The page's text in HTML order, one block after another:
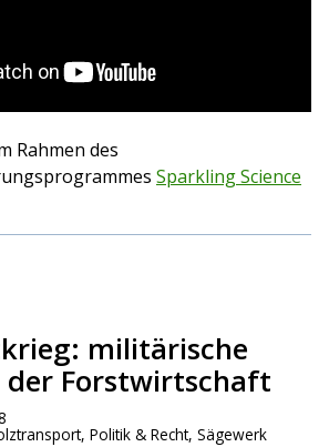
Rahmen des
Sparkling Science
militärische
der Forstwirtschaft
, Politik & Recht, Sägewerk